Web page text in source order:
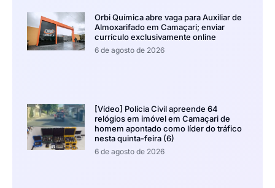
Orbi Química abre vaga para Auxiliar de
Almoxarifado em Camaçari; enviar
currículo exclusivamente online
6 de agosto de 2026
[Vídeo] Polícia Civil apreende 64
relógios em imóvel em Camaçari de
homem apontado como líder do tráfico
nesta quinta-feira (6)
6 de agosto de 2026